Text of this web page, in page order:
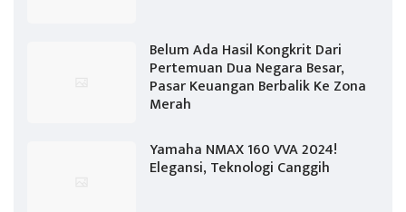
Belum Ada Hasil Kongkrit Dari
Pertemuan Dua Negara Besar,
Pasar Keuangan Berbalik Ke Zona
Merah
Yamaha NMAX 160 VVA 2024!
Elegansi, Teknologi Canggih